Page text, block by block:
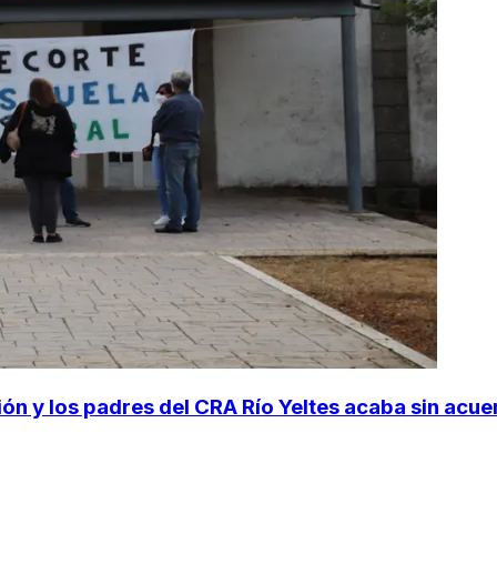
y los padres del CRA Río Yeltes acaba sin